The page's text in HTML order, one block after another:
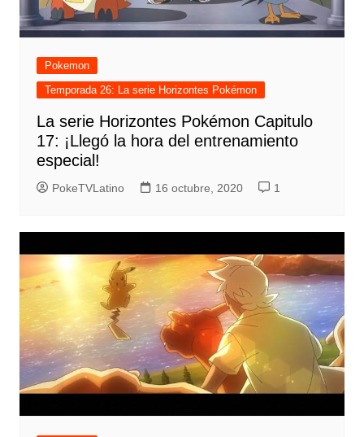
Pokemon
Temporada 26: La serie Horizontes Pokémon
La serie Horizontes Pokémon Capitulo
17: ¡Llegó la hora del entrenamiento
especial!
PokeTVLatino 16 octubre, 2020 1